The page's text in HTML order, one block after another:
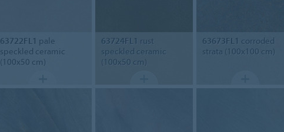
63722FL1 pale
speckled ceramic
(100x50 cm)
63724FL1 rust
speckled ceramic
(100x50 cm)
63673FL1 corroded
strata (100x100 cm)